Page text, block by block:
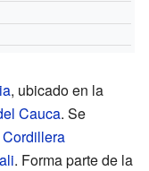
, ubicado en la
Cauca. Se
Cordillera
. Forma parte de la